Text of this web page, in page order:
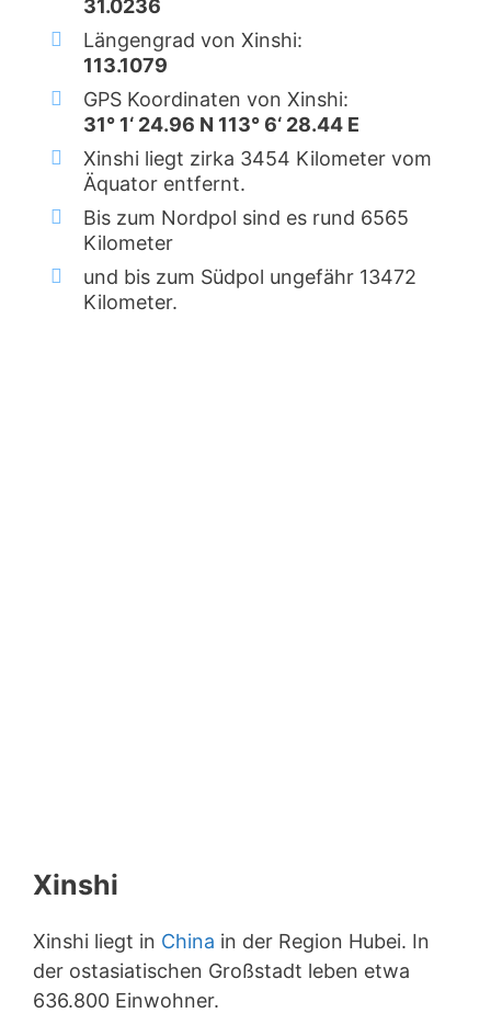
31.0236
Längengrad von Xinshi:
113.1079
GPS Koordinaten von Xinshi:
31° 1‘ 24.96 N 113° 6‘ 28.44 E
Xinshi liegt zirka 3454 Kilometer vom
Äquator entfernt.
Bis zum Nordpol sind es rund 6565
Kilometer
und bis zum Südpol ungefähr 13472
Kilometer.
Xinshi
Xinshi liegt in China in der Region Hubei. In
der ostasiatischen Großstadt leben etwa
636.800 Einwohner.